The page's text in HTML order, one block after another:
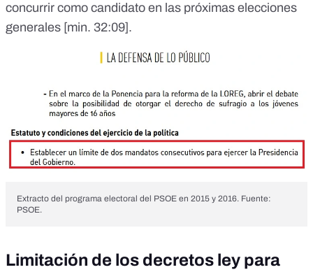
concurrir como candidato en las próximas elecciones
generales [min. 32:09].
Extracto del programa electoral del PSOE en 2015 y 2016. Fuente:
PSOE.
Limitación de los decretos ley para